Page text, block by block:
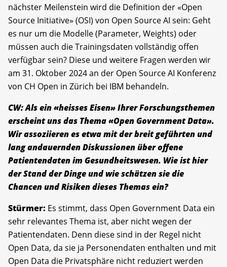
nächster Meilenstein wird die Definition der «Open
Source Initiative» (OSI) von Open Source AI sein: Geht
es nur um die Modelle (Parameter, Weights) oder
müssen auch die Trainingsdaten vollständig offen
verfügbar sein? Diese und weitere Fragen werden wir
am 31. Oktober 2024 an der Open Source AI Konferenz
von CH Open in Zürich bei IBM behandeln.
CW: Als ein «heisses Eisen» Ihrer Forschungsthemen
erscheint uns das Thema «Open Government Data».
Wir assoziieren es etwa mit der breit geführten und
lang andauernden Diskussionen über offene
Patientendaten im Gesundheitswesen. Wie ist hier
der Stand der Dinge und wie schätzen sie die
Chancen und Risiken dieses Themas ein?
Stürmer: Es stimmt, dass Open Government Data ein
sehr relevantes Thema ist, aber nicht wegen der
Patientendaten. Denn diese sind in der Regel nicht
Open Data, da sie ja Personendaten enthalten und mit
Open Data die Privatsphäre nicht reduziert werden